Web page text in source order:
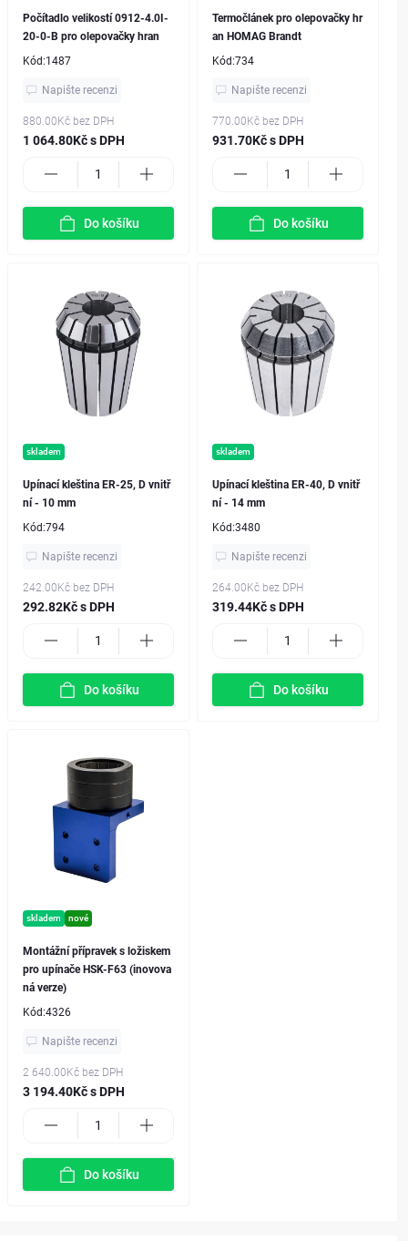
Počítadlo velikostí 0912-4.0I-
20-0-B pro olepovačky hran
Kód:1487
Napište recenzi
880.00Kč bez DPH
1 064.80Kč s DPH
Do košíku
Termočlánek pro olepovačky hr
an HOMAG Brandt
Kód:734
Napište recenzi
770.00Kč bez DPH
931.70Kč s DPH
Do košíku
skladem
Upínací kleština ER-25, D vnitř
ní - 10 mm
Kód:794
Napište recenzi
242.00Kč bez DPH
292.82Kč s DPH
Do košíku
skladem
Upínací kleština ER-40, D vnitř
ní - 14 mm
Kód:3480
Napište recenzi
264.00Kč bez DPH
319.44Kč s DPH
Do košíku
skladem nové
Montážní přípravek s ložiskem
pro upínače HSK-F63 (inovova
ná verze)
Kód:4326
Napište recenzi
2 640.00Kč bez DPH
3 194.40Kč s DPH
Do košíku